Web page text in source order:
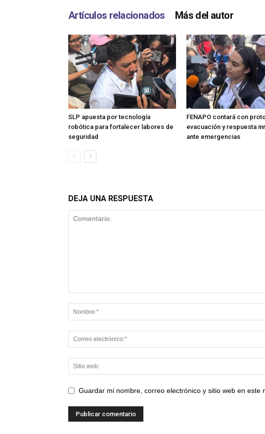
Artículos relacionados Más del autor
SLP apuesta por tecnología
robótica para fortalecer labores de
seguridad
FENAPO contará con
evacuación y respuesta
ante emergencias
DEJA UNA RESPUESTA
Guardar mi nombre, correo electrónico y sitio web en este